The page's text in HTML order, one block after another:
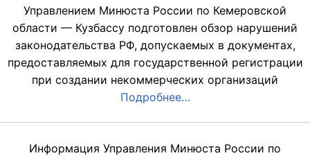
Управлением Минюста России по Кемеровской
области — Кузбассу подготовлен обзор нарушений
законодательства РФ, допускаемых в документах,
предоставляемых для государственной регистрации
при создании некоммерческих организаций
Подробнее…
Информация Управления Минюста России по